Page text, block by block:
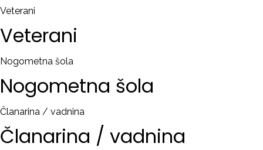
Veterani
Veterani
Nogometna šola
Nogometna šola
Članarina / vadnina
Članarina / vadnina